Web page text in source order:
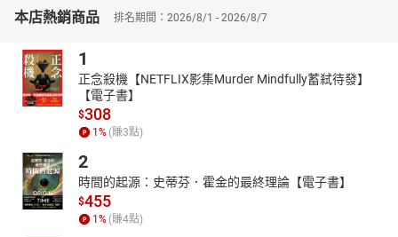
會想說：「我並不是孝女，我只是沒有逃。」
悟到，只有好好照顧自己，才能照顧好久病家人。
◎ 血淚故事╳長照常見問題╳轉念練習
阿娥姐看到長照路上，有許多載浮載沉的人們，因此，她決定分享
自己的故事和方法，希望能由外而內，幫照顧者和準照顧者度過難
關，為讀者整理具體方向與資源，更提供心靈上的勇氣和支持──
◎『你不用孤軍奮戰，適時尋找可靠外援』
人無法24小時全天運轉，荷包也並非取之不盡，可以考量自身條件
與病人的狀況後，來決定是否要尋求外界協助：
．要選擇長照機構，還是居家照顧？
本店熱銷商品 排名期間：2026/8/1 - 2026/8/7
1
正念殺機【NETFLIX影集Murder Mindfully蓄弒待發】
【電子書】
$308
1 % (賺3點)
2
時間的起源：史蒂芬．霍金的最終理論【電子書】
$455
1 % (賺4點)